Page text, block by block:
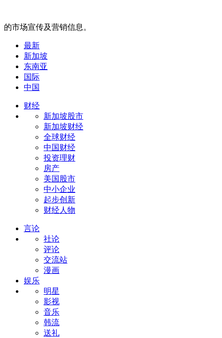
的市场宣传及营销信息。
最新
新加坡
东南亚
国际
中国
财经
新加坡股市
新加坡财经
全球财经
中国财经
投资理财
房产
美国股市
中小企业
起步创新
财经人物
言论
社论
评论
交流站
漫画
娱乐
明星
影视
音乐
韩流
送礼